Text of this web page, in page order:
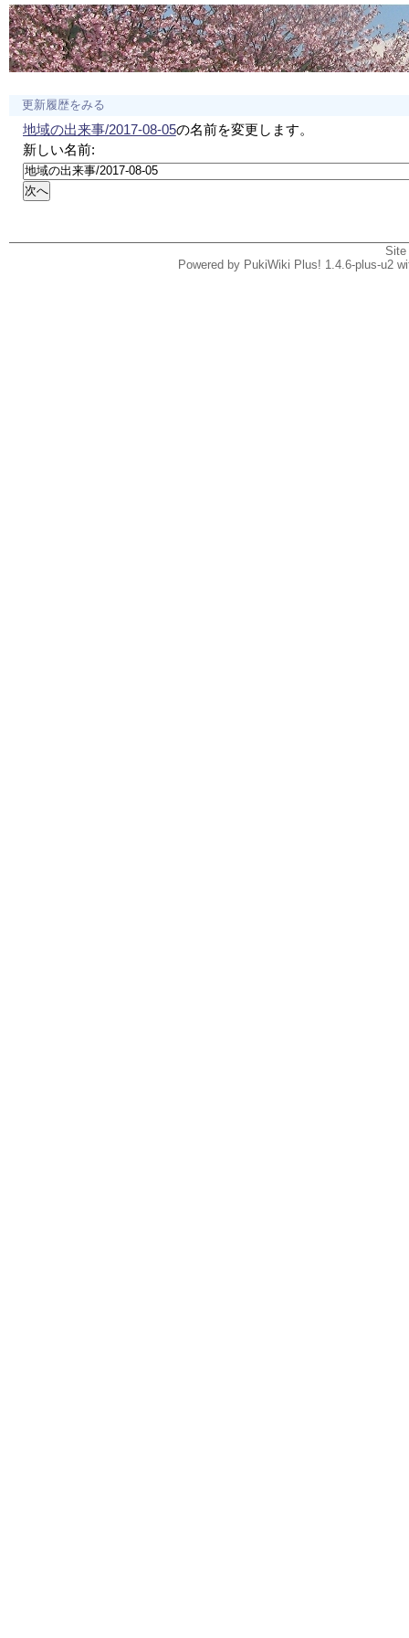
更新履歴をみる
地域の出来事/2017-08-05の名前を変更します。
新しい名前:
Powered by PukiWiki Plus! 1.4.6-plus-u2